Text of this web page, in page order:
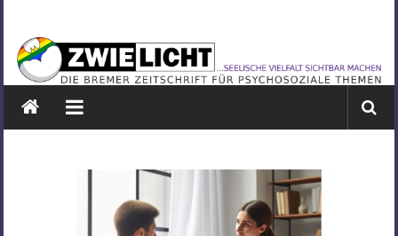
springen
ZWIELICHT
BREMEN
DIE